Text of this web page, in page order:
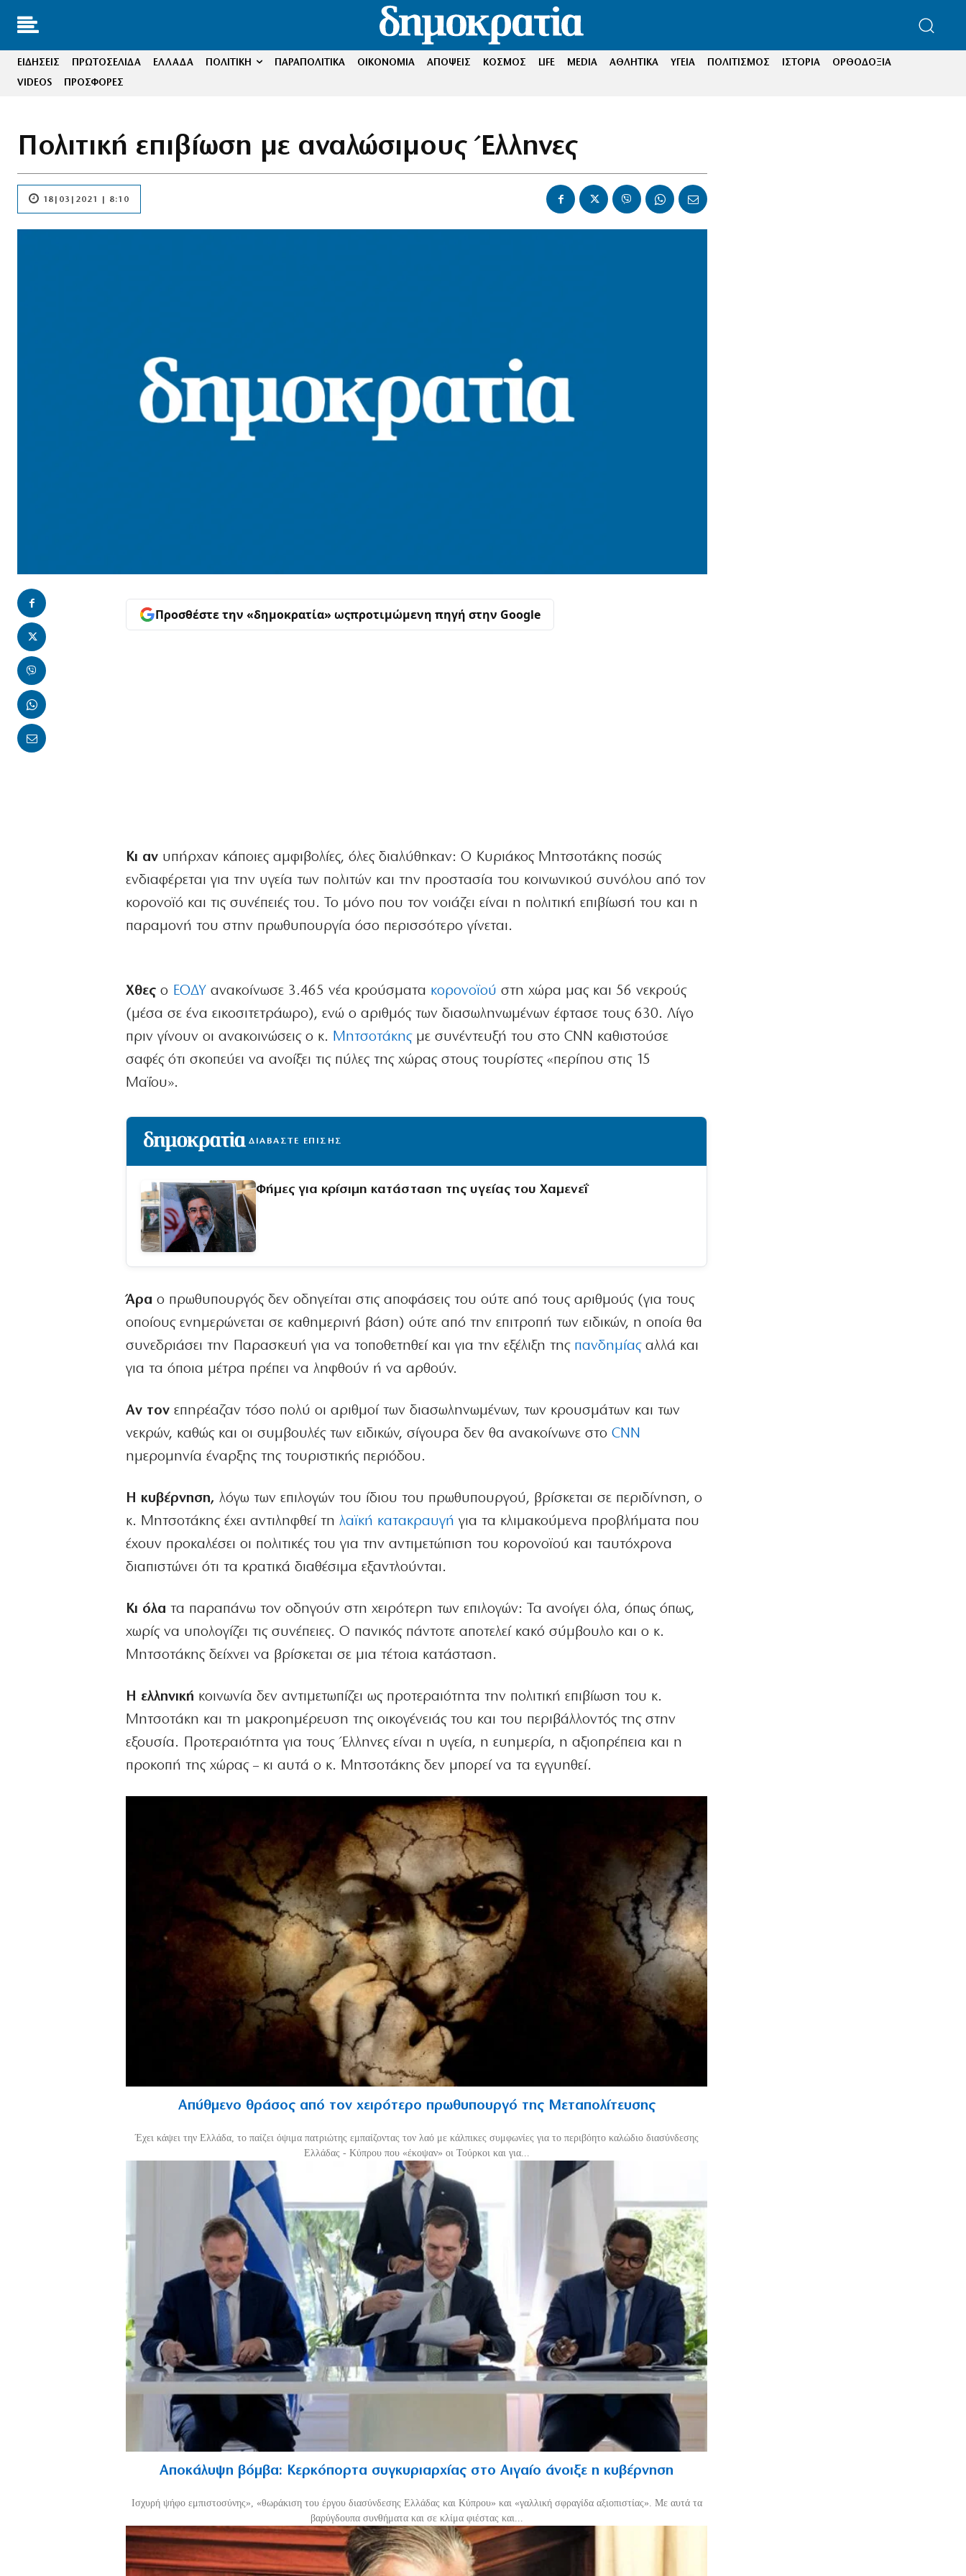
ΕΙΔΗΣΕΙΣ ΠΡΩΤΟΣΕΛΙΔΑ ΕΛΛΑΔΑ ΠΟΛΙΤΙΚΗ ΠΑΡΑΠΟΛΙΤΙΚΑ ΟΙΚΟΝΟΜΙΑ ΑΠΟΨΕΙΣ ΚΟΣΜΟΣ LIFE MEDIA ΑΘΛΗΤΙΚΑ ΥΓΕΙΑ ΠΟΛΙΤΙΣΜΟΣ ΙΣΤΟΡΙΑ
ΟΡΘΟΔΟΞΙΑ
VIDEOS
ΠΡΟΣΦΟΡΕΣ
Πολιτική επιβίωση με αναλώσιμους Έλληνες
18|03|2021 | 8:10
Προσθέστε την «δημοκρατία» ωςπροτιμώμενη πηγή στην Google
Κι αν υπήρχαν κάποιες αμφιβολίες, όλες διαλύθηκαν: Ο Κυριάκος Μητσοτάκης ποσώς
ενδιαφέρεται για την υγεία των πολιτών και την προστασία του κοινωνικού συνόλου από τον
κορονοϊό και τις συνέπειές του. Το μόνο που τον νοιάζει είναι η πολιτική επιβίωσή του και η
παραμονή του στην πρωθυπουργία όσο περισσότερο γίνεται.
Χθες ο ΕΟΔΥ ανακοίνωσε 3.465 νέα κρούσματα κορονοϊού στη χώρα μας και 56 νεκρούς
(μέσα σε ένα εικοσιτετράωρο), ενώ ο αριθμός των διασωληνωμένων έφτασε τους 630. Λίγο
πριν γίνουν οι ανακοινώσεις ο κ. Μητσοτάκηςμε συνέντευξή του στο CNN καθιστούσε
σαφές ότι σκοπεύει να ανοίξει τις πύλες της χώρας στους τουρίστες «περίπου στις 15
Μαΐου».
ΔΙΑΒΑΣΤΕ ΕΠΙΣΗΣ
Φήμες για κρίσιμη κατάσταση της υγείας του Χαμενεΐ
Άρα ο πρωθυπουργός δεν οδηγείται στις αποφάσεις του ούτε από τους αριθμούς (για τους
οποίους ενημερώνεται σε καθημερινή βάση) ούτε από την επιτροπή των ειδικών, η οποία θα
συνεδριάσει την Παρασκευή για να τοποθετηθεί και για την εξέλιξη της πανδημίαςαλλά και
για τα όποια μέτρα πρέπει να ληφθούν ή να αρθούν.
Αν τον επηρέαζαν τόσο πολύ οι αριθμοί των διασωληνωμένων, των κρουσμάτων και των
νεκρών, καθώς και οι συμβουλές των ειδικών, σίγουρα δεν θα ανακοίνωνε στοCNN
ημερομηνία έναρξης της τουριστικής περιόδου.
Η κυβέρνηση, λόγω των επιλογών του ίδιου του πρωθυπουργού, βρίσκεται σε περιδίνηση, ο
κ. Μητσοτάκης έχει αντιληφθεί τηλαϊκή κατακραυγή για τα κλιμακούμενα προβλήματα που
έχουν προκαλέσει οι πολιτικές του για την αντιμετώπιση του κορονοϊού και ταυτόχρονα
διαπιστώνει ότι τα κρατικά διαθέσιμα εξαντλούνται.
Κι όλα τα παραπάνω τον οδηγούν στη χειρότερη των επιλογών: Τα ανοίγει όλα, όπως όπως,
χωρίς να υπολογίζει τις συνέπειες. Ο πανικός πάντοτε αποτελεί κακό σύμβουλο και ο κ.
Μητσοτάκης δείχνει να βρίσκεται σε μια τέτοια κατάσταση.
Η ελληνική κοινωνία δεν αντιμετωπίζει ως προτεραιότητα την πολιτική επιβίωση του κ.
Μητσοτάκη και τη μακροημέρευση της οικογένειάς του και του περιβάλλοντός της στην
εξουσία. Προτεραιότητα για τους Έλληνες είναι η υγεία, η ευημερία, η αξιοπρέπεια και η
προκοπή της χώρας – κι αυτά ο κ. Μητσοτάκης δεν μπορεί να τα εγγυηθεί.
Απύθμενο θράσος από τον χειρότερο πρωθυπουργό της Μεταπολίτευσης
Έχει κάψει την Ελλάδα, το παίζει όψιμα πατριώτης εμπαίζοντας τον λαό με κάλπικες συμφωνίες για το περιβόητο καλώδιο διασύνδεσης
Ελλάδας - Κύπρου που «έκοψαν» οι Τούρκοι και για...
Αποκάλυψη βόμβα: Κερκόπορτα συγκυριαρχίας στο Αιγαίο άνοιξε η κυβέρνηση
Ισχυρή ψήφο εμπιστοσύνης», «θωράκιση του έργου διασύνδεσης Ελλάδας και Κύπρου» και «γαλλική σφραγίδα αξιοπιστίας». Με αυτά τα
βαρύγδουπα συνθήματα και σε κλίμα φιέστας και...